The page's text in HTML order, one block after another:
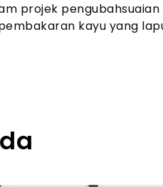
projek pengubahsuaian
kayu yang